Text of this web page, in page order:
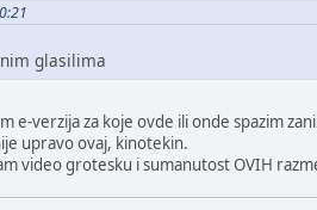
glasilima
e-verzija za koje ovde ili onde spazim
upravo ovaj, kinotekin.
video grotesku i sumanutost OVIH